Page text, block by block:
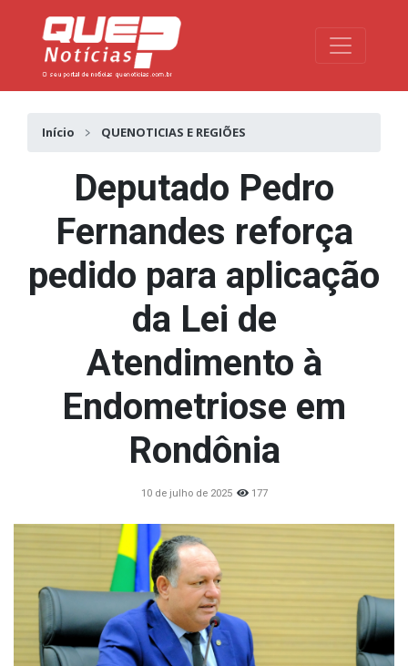
Toggle
Início QUENOTICIAS E REGIÕES
Deputado Pedro
Fernandes reforça
pedido para aplicação
da Lei de
Atendimento à
Endometriose em
Rondônia
10 de julho de 2025 177